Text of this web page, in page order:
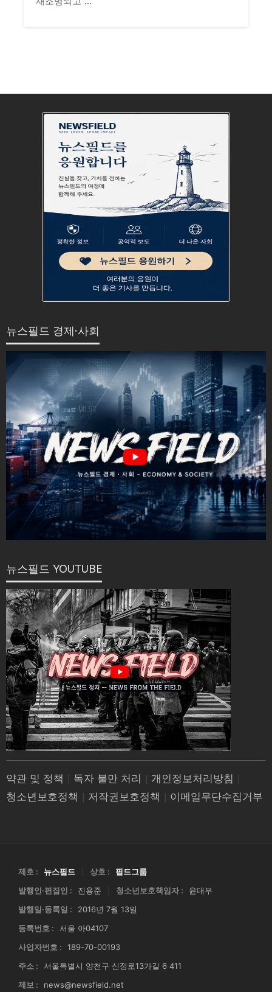
뉴스필드 경제·사회
뉴스필드 YOUTUBE
약관 및 정책 | 독자 불만 처리 | 개인정보처리방침 |
청소년보호정책 | 저작권보호정책 | 이메일무단수집거부
제호 : 뉴스필드 상호 :
필드그룹
발행인·편집인 :
진용준 청소년보호책임자 :
윤대부
발행일·등록일 :
2016년 7월 13일
등록번호 :
서울 아04107
사업자번호 :
189-70-00193
주소 :
서울특별시 양천구 신정로13가길 6 411
제보 :
news@newsfield.net